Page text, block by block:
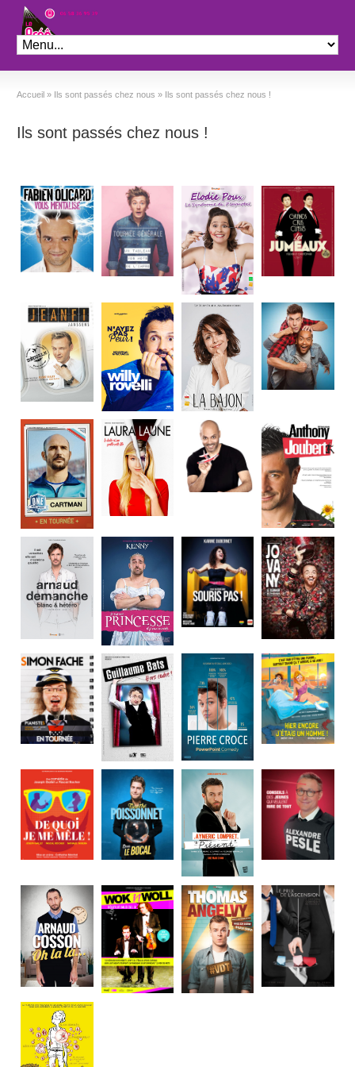
Théâtre le Préo
Accueil » Ils sont passés chez nous » Ils sont passés chez nous !
Ils sont passés chez nous !